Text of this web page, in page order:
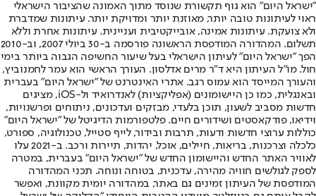
"ישראל היום" הוא גוף תקשורת שנוסד מתוך האמונה שהציבור הישראלי
ראוי לעיתונות טובה יותר, מאוזנת יותר ומדויקת יותר. עיתונות שמדברת
ולא צועקת. עיתונות אמינה, אובייקטיבית ועניינית. עיתונות אחרת וללא
תשלום. המהדורה המודפסת הראשונה פורסמה ב-30 ביולי 2007, וב-2010
הפך "ישראל היום" לעיתון הישראלי בעל שיעור החשיפה הגבוה ביותר בימי
חול. מו"ל העיתון היא ד"ר מרים אדלסון. העורך הראשי הוא עמר לחמנוביץ,
והעורך המייסד הוא עמוס רגב. אתרי האינטרנט של "ישראל היום" בעברית
ובאנגלית, כמו כן היישומונים (אפליקציות) לאנדרואיד ול-iOS, מציגים
חדשות מסביב לשעון, תוכן בלעדי, מבזקים ועדכונים, ניתוחים ופרשנויות,
וידיאו, פודקאסטים ושידורים חיים. פלטפורמות הדיגיטל של "ישראל היום"
כוללות ערוצי חדשות ודעות, תרבות ובידור, לייף סטייל, טכנולוגיה, ספורט,
כלכלה וצרכנות, בריאות, חיילים, אוכל, יהדות, תיירות ורכב. ב-2021 עלו
לאוויר האתר החדש והיישומון החדש של "ישראל היום" בעברית, במטרה
לספק לגולשים חוויה מהירה, עדכנית, בטוחה ונוחה. תכני המהדורה
המודפסת של העיתון זמינים גם באתר, במהדורה יומית מקוונת, ואפשר